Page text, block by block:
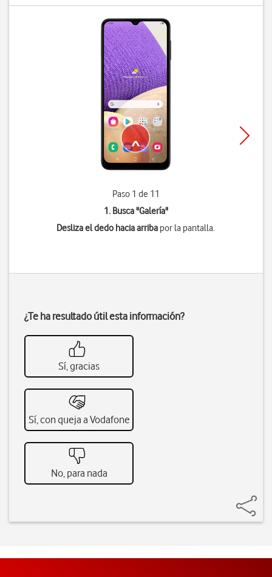
Paso 1 de 11
1. Busca "Galería"
Desliza el dedo hacia arriba por la pantalla.
¿Te ha resultado útil esta información?
Sí, gracias
Sí, con queja a Vodafone
No, para nada